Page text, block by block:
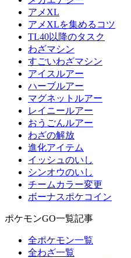
アメXL
アメXLを集めるコツ
TL40以降のタスク
わざマシン
すごいわざマシン
アイスルアー
ハーブルアー
マグネットルアー
レイニールアー
おうごんルアー
わざの解放
進化アイテム
イッシュのいし
シンオウのいし
チームカラー変更
ボーナスポケコイン
ポケモンGO一覧記事
全ポケモン一覧
全わざ一覧